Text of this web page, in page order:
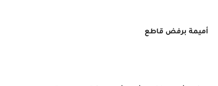
أميمة برفض قاطع